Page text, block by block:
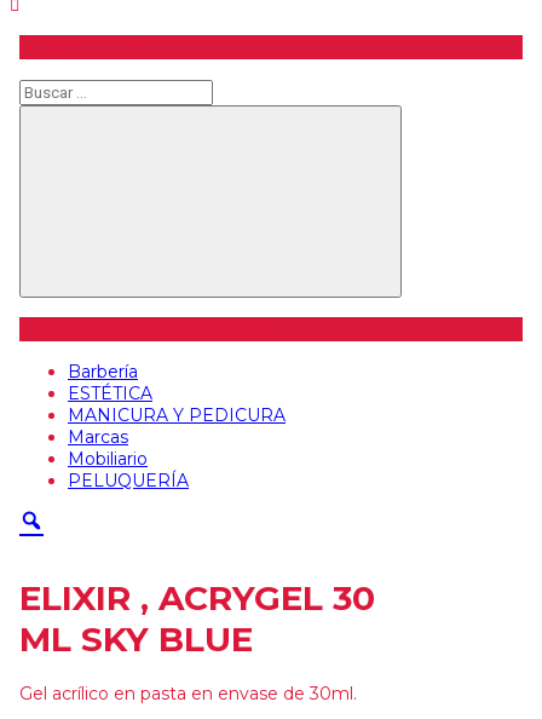
Buscar
Barbería
ESTÉTICA
MANICURA Y PEDICURA
Marcas
Mobiliario
PELUQUERÍA
ELIXIR , ACRYGEL 30
ML SKY BLUE
Gel acrílico en pasta en envase de 30ml.